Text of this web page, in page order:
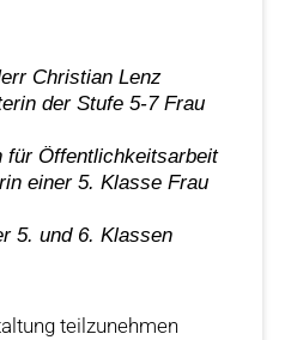
Christian Lenz
der Stufe 5-7 Frau
für Öffentlichkeitsarbeit
einer 5. Klasse Frau
5. und 6. Klassen
teilzunehmen